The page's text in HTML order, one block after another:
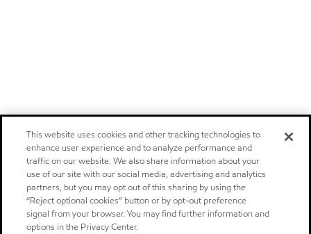
This website uses cookies and other tracking technologies to
enhance user experience and to analyze performance and
traffic on our website. We also share information about your
use of our site with our social media, advertising and analytics
partners, but you may opt out of this sharing by using the
“Reject optional cookies” button or by opt-out preference
signal from your browser. You may find further information and
options in the Privacy Center.